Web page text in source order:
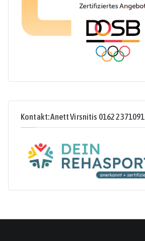
Kontakt: Anett Virsnitis 0162 2371091